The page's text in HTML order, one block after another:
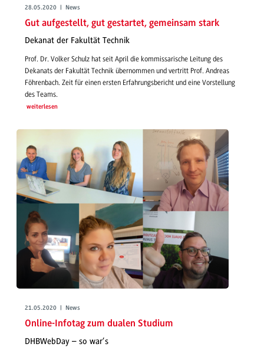
28.05.2020 | News
Gut aufgestellt, gut gestartet, gemeinsam stark
Dekanat der Fakultät Technik
Prof. Dr. Volker Schulz hat seit April die kommissarische Leitung des
Dekanats der Fakultät Technik übernommen und vertritt Prof. Andreas
Föhrenbach. Zeit für einen ersten Erfahrungsbericht und eine Vorstellung
des Teams.
weiterlesen
21.05.2020 | News
Online-Infotag zum dualen Studium
DHBWebDay – so war’s